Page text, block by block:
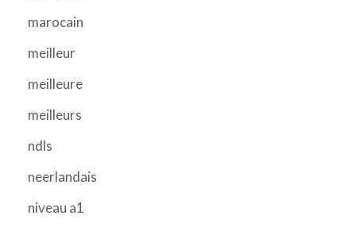
marocain
meilleur
meilleure
meilleurs
ndls
neerlandais
niveau a1